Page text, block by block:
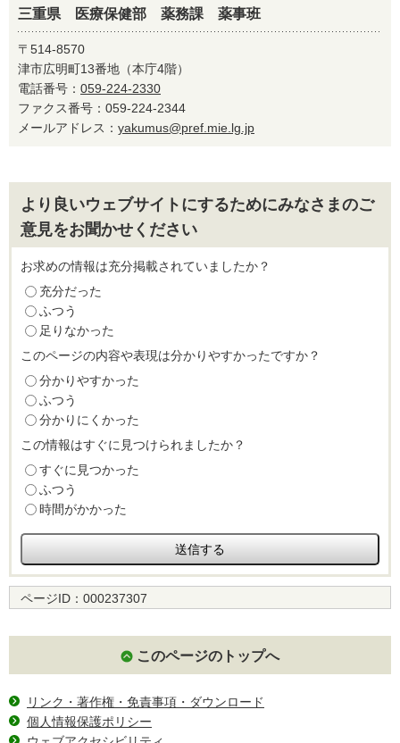
三重県 医療保健部 薬務課 薬事班
〒514-8570
津市広明町13番地（本庁4階）
電話番号： 059-224-2330
ファクス番号：059-224-2344
メールアドレス： yakumus@pref.mie.lg.jp
より良いウェブサイトにするためにみなさまのご
意見をお聞かせください
お求めの情報は充分掲載されていましたか？
充分だった
ふつう
足りなかった
このページの内容や表現は分かりやすかったですか？
分かりやすかった
ふつう
分かりにくかった
この情報はすぐに見つけられましたか？
すぐに見つかった
ふつう
時間がかかった
ページID： 000237307
このページのトップへ
リンク・著作権・免責事項・ダウンロード
個人情報保護ポリシー